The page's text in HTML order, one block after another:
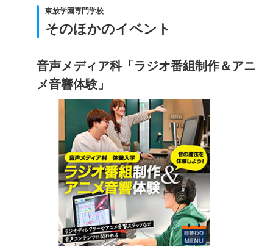
東放学園専門学校
そのほかのイベント
音声メディア科「ラジオ番組制作＆アニ
メ音響体験」